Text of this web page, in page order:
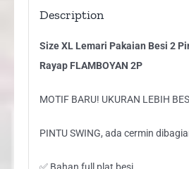
quantity
Description
Size XL Lemari Pakaian Besi 2
Rayap FLAMBOYAN 2P
MOTIF BARU! UKURAN LEBIH
PINTU SWING, ada cermin